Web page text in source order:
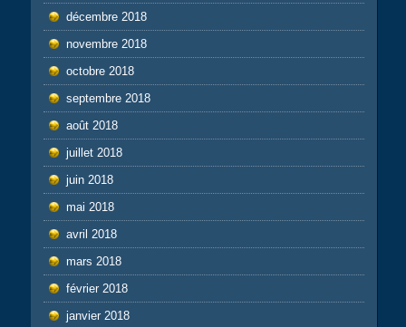
décembre 2018
novembre 2018
octobre 2018
septembre 2018
août 2018
juillet 2018
juin 2018
mai 2018
avril 2018
mars 2018
février 2018
janvier 2018